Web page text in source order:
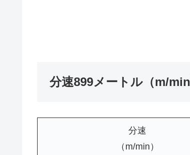
分速899メートル（m/
分速
（m/min）